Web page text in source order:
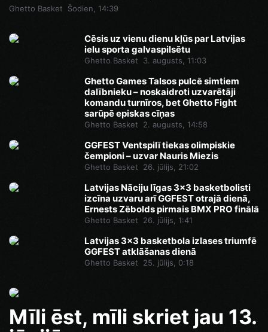
Ghetto Basket Šodien, 14:39
Cēsis uz vienu dienu kļūs par Latvijas
ielu sporta galvaspilsētu
Ghetto Basket 3. augusts, 11:03
Ghetto Games Talsos pulcē simtiem
dalībnieku – noskaidroti uzvarētāji
komandu turnīros, bet Ghetto Fight
sarūpē episkas cīņas
Ghetto Basket 2. augusts, 14:58
GGFEST Ventspilī tiekas olimpiskie
čempioni – uzvar Nauris Miezis
Ghetto Basket 26. jūlijs, 21:02
Latvijas Nāciju līgas 3x3 basketbolisti
izcīna uzvaru arī GGFEST otrajā dienā,
Ernests Zēbolds pirmais BMX PRO finālā
Ghetto Basket 26. jūlijs, 1:41
Latvijas 3x3 basketbola izlases triumfē
GGFEST atklāšanas dienā
Ghetto Basket 25. jūlijs, 0:18
Mīli ēst, mīli skriet jau 13.